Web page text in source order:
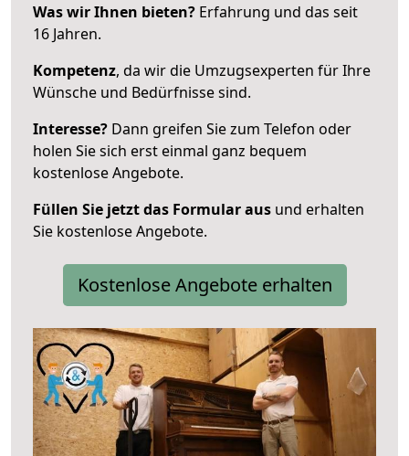
Was wir Ihnen bieten? Erfahrung und das seit
16 Jahren.
Kompetenz, da wir die Umzugsexperten für Ihre
Wünsche und Bedürfnisse sind.
Interesse? Dann greifen Sie zum Telefon oder
holen Sie sich erst einmal ganz bequem
kostenlose Angebote.
Füllen Sie jetzt das Formular aus und erhalten
Sie kostenlose Angebote.
Kostenlose Angebote erhalten